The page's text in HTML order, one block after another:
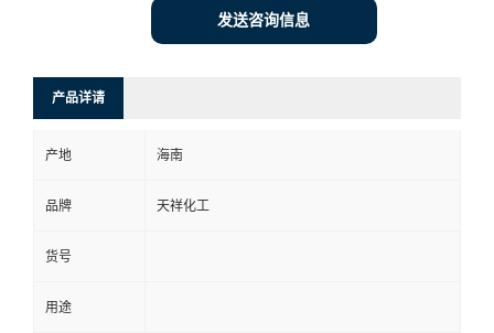
发送咨询信息
产品详请
产地 海南
品牌 天祥化工
货号
用途